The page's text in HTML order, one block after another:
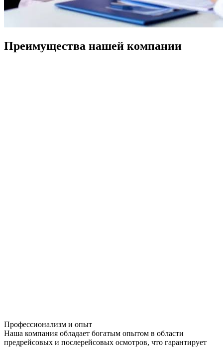
Преимущества нашей компании
Профессионализм и опыт
Наша компания обладает богатым опытом в области
предрейсовых и послерейсовых осмотров, что гарантирует